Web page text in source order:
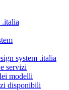
.italia
system .italia
servizi
modelli
disponibili